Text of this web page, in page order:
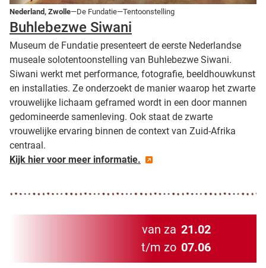
Nederland, Zwolle—De Fundatie—Tentoonstelling
Buhlebezwe Siwani
Museum de Fundatie presenteert de eerste Nederlandse
museale solotentoonstelling van Buhlebezwe Siwani.
Siwani werkt met performance, fotografie, beeldhouwkunst
en installaties. Ze onderzoekt de manier waarop het zwarte
vrouwelijke lichaam geframed wordt in een door mannen
gedomineerde samenleving. Ook staat de zwarte
vrouwelijke ervaring binnen de context van Zuid-Afrika
centraal.
Kijk hier voor meer informatie.
van za 21.02
t/m zo 07.06